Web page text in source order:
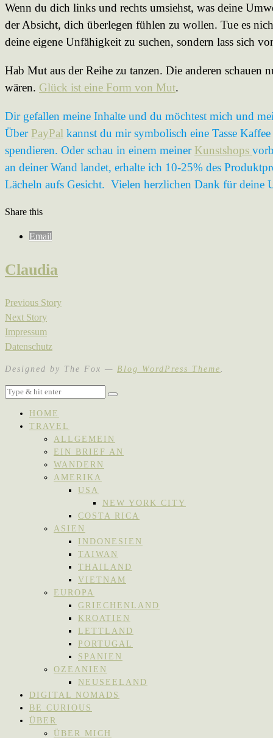
Wenn du dich links und rechts umsiehst, was deine
der Absicht, dich überlegen fühlen zu wollen. Tue es
deine eigene Unfähigkeit zu suchen, sondern lass sich
Hab Mut aus der Reihe zu tanzen. Die anderen schauen
wären. Glück ist eine Form von Mut.
Dir gefallen meine Inhalte und du möchtest mich und
Über PayPal kannst du mir symbolisch eine Tasse
spendieren. Oder schau in einem meiner Kunstshops
an deiner Wand landet, erhalte ich 10-25% des
Lächeln aufs Gesicht. Vielen herzlichen Dank für deine
Share this
Email
Claudia
Beitragsnavigation
Previous Story
Next Story
Impressum
Datenschutz
Designed by The Fox — Blog WordPress Theme
HOME
TRAVEL
ALLGEMEIN
EIN BRIEF AN
WANDERN
AMERIKA
USA
NEW YORK CITY
COSTA RICA
ASIEN
INDONESIEN
TAIWAN
THAILAND
VIETNAM
EUROPA
GRIECHENLAND
KROATIEN
LETTLAND
PORTUGAL
SPANIEN
OZEANIEN
NEUSEELAND
DIGITAL NOMADS
BE CURIOUS
ÜBER
ÜBER MICH